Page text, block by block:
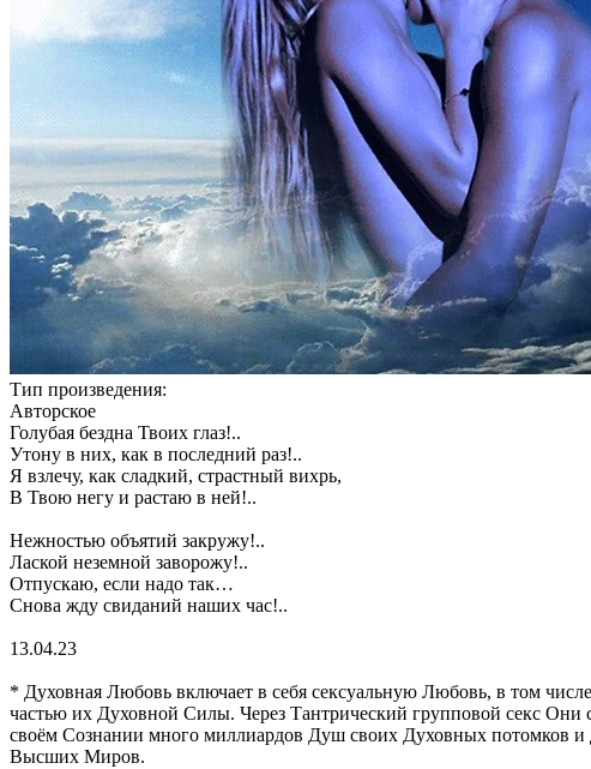
Тип произведения:
Авторское
Голубая бездна Твоих глаз!..
Утону в них, как в последний раз!..
Я взлечу, как сладкий, страстный вихрь,
В Твою негу и растаю в ней!..
Нежностью объятий закружу!..
Лаской неземной заворожу!..
Отпускаю, если надо так…
Снова жду свиданий наших час!..
13.04.23
* Духовная Любовь включает в себя сексуальную Любовь, в том
частью их Духовной Силы. Через Тантрический групповой секс Они
своём Сознании много миллиардов Душ своих Духовных потомков
Высших Миров.